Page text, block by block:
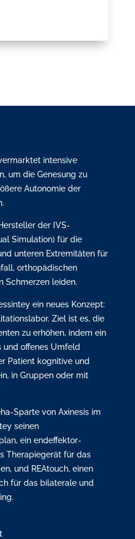
intensive
um die Genesung zu
Autonomie der
der IVS-
Simulation) für die
unteren Extremitäten für
orthopädischen
Schmerzen leiden.
ein neues Konzept:
Ziel ist es, die
zu erhöhen, indem ein
und offenes Umfeld
Patient kognitive und
in Gruppen oder mit
Sparte von Axinesis im
seinen
ein endeffektor-
Therapiegerät für das
und REAtouch, einen
für das bilaterale und